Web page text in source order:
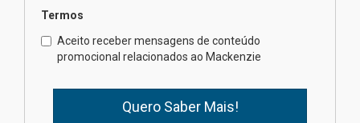
Brasília prepara seus
estudantes para o PAS antes
mesmo do Ensino Médio
Termos
Aceito receber mensagens de conteúdo
promocional relacionados ao Mackenzie